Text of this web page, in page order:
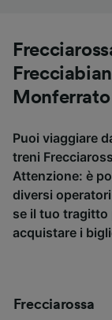
Monferrato
Puoi viaggiare
treni
Attenzione: è
diversi
se il tuo tragitto
acquistare i
Frecciarossa